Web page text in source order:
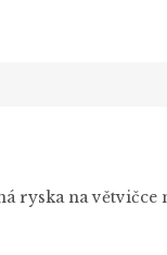
ryska na větvičce